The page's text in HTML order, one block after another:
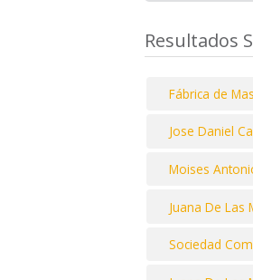
Resultados
Fábrica de
Jose Daniel
Moises
Juana De Las
Sociedad